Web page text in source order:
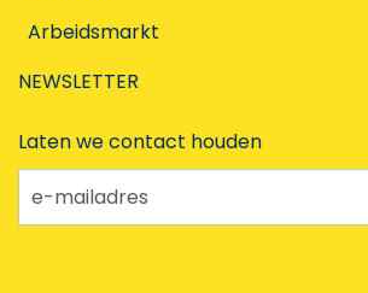
Arbeidsmarkt
NEWSLETTER
Laten we contact houden
e-mailadres